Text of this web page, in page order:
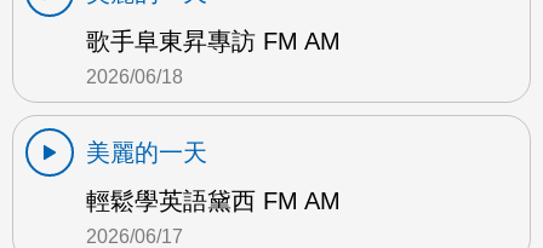
歌手阜東昇專訪 FM AM
2026/06/18
美麗的一天
輕鬆學英語黛西 FM AM
2026/06/17